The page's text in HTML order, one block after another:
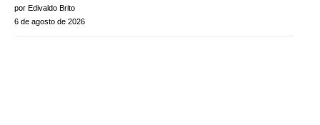
por Edivaldo Brito
6 de agosto de 2026